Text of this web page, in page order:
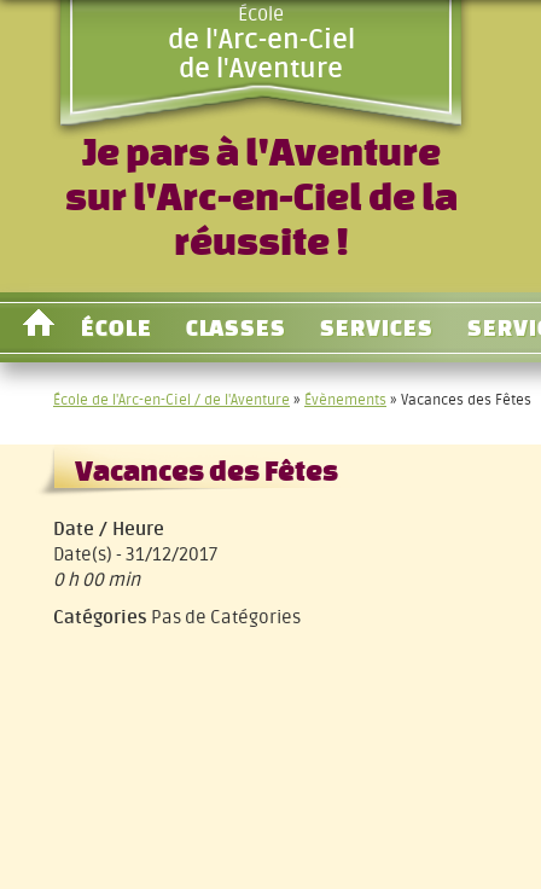
École
de l'Arc-en-Ciel
de l'Aventure
Je pars à l'Aventure
sur l'Arc-en-Ciel de la
réussite !
ÉCOLE CLASSES SERVICES
École de l'Arc-en-Ciel / de l'Aventure » Évènements » Vacances des Fêtes
Vacances des Fêtes
Date / Heure
Date(s) - 31/12/2017
0 h 00 min
Catégories Pas de Catégories